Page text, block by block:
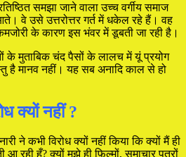
समझा जाने वाला उच्च वर्गीय समाज
वे उसे उत्तरोत्तर गर्त में धकेल रहे हैं। वह
के कारण इस भंवर में डूबती जा रही है।
के मुताबिक चंद पैसों के लालच में यूं प्रयोग
मानव नहीं। यह सब अनादि काल से हो
क्यों नहीं ?
ने कभी विरोध क्यों नहीं किया कि क्यों मैं ही
रही हूँ? क्यों मुझे ही फ़िल्मों, समाचार पत्रों